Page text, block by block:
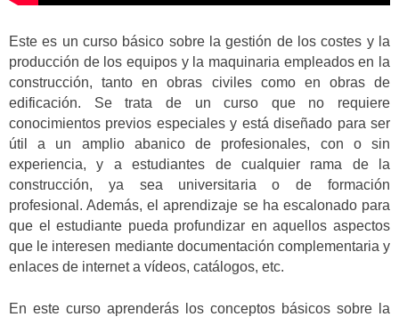
Este es un curso básico sobre la gestión de los costes y la
producción de los equipos y la maquinaria empleados en la
construcción, tanto en obras civiles como en obras de
edificación. Se trata de un curso que no requiere
conocimientos previos especiales y está diseñado para ser
útil a un amplio abanico de profesionales, con o sin
experiencia, y a estudiantes de cualquier rama de la
construcción, ya sea universitaria o de formación
profesional. Además, el aprendizaje se ha escalonado para
que el estudiante pueda profundizar en aquellos aspectos
que le interesen mediante documentación complementaria y
enlaces de internet a vídeos, catálogos, etc.
En este curso aprenderás los conceptos básicos sobre la